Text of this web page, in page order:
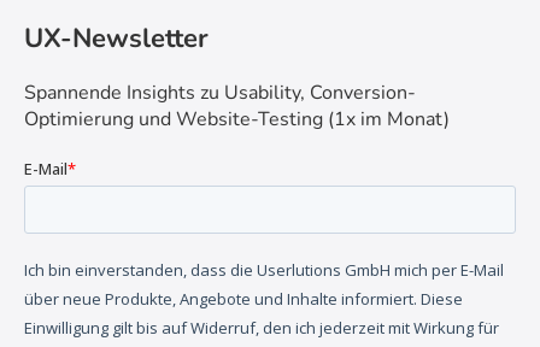
UX-Newsletter
Spannende Insights zu Usability, Conversion-
Optimierung und Website-Testing (1x im Monat)